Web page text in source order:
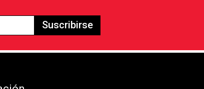
Suscribirse